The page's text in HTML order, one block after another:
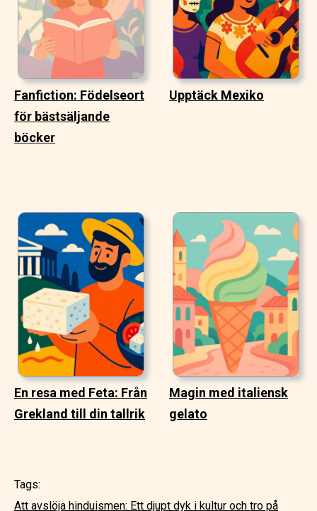
Fanfiction: Födelseort
för bästsäljande
böcker
Upptäck Mexiko
En resa med Feta: Från
Grekland till din tallrik
Magin med italiensk
gelato
Tags:
Att avslöja hinduismen: Ett djupt dyk i kultur och tro på